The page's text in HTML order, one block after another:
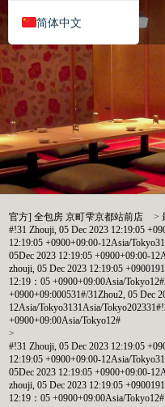
官方] 全包房 京町雫京都站前店 >
#!31 Zhouji, 05 Dec 2023 12:19:05
12:19:05 +0900+09:00-12Asia/
05Dec 2023 12:19:05 +0900+09:00-
zhouji, 05 Dec 2023 12:19:05
12:19：05 +0900+09:00Asia/
+0900+09:000531#/31Zhou2, 05 Dec
12Asia/Tokyo3131Asia/
+0900+09:00Asia/Tokyo12#
>
#!31 Zhouji, 05 Dec 2023 12:19:05
12:19:05 +0900+09:00-12Asia/
05Dec 2023 12:19:05 +0900+09:00-
zhouji, 05 Dec 2023 12:19:05
12:19：05 +0900+09:00Asia/
简体中文